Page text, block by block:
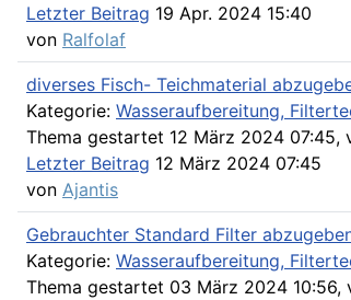
Letzter Beitrag 19 Apr. 2024 15:40
von Ralfolaf
diverses Fisch- Teichmaterial
Kategorie: Wasseraufbereitung,
Thema gestartet 12 März 2024 07:45,
Letzter Beitrag 12 März 2024 07:45
von Ajantis
Gebrauchter Standard Filter
Kategorie: Wasseraufbereitung,
Thema gestartet 03 März 2024 10:56,